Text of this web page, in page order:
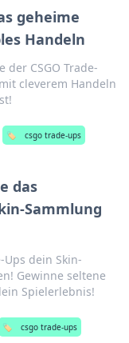
geheime
Handeln
der CSGO Trade-
cleverem Handeln
🏷️ csgo trade-ups
das
Sammlung
Ups dein Skin-
Gewinne seltene
Spielerlebnis!
🏷️ csgo trade-ups